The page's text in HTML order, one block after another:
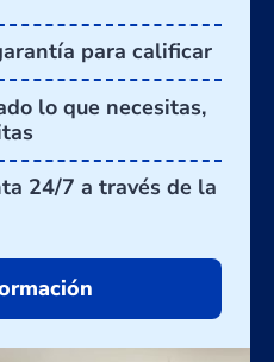
para calificar
lo que necesitas,
24/7 a través de la